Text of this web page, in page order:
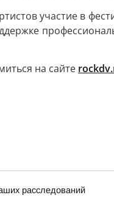
участие в
на сайте
расследований